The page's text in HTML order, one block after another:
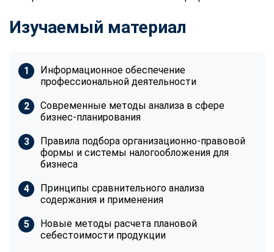
Изучаемый материал
Информационное обеспечение
профессиональной деятельности
Современные методы анализа в сфере
бизнес-планирования
Правила подбора организационно-правовой
формы и системы налогообложения для
бизнеса
Принципы сравнительного анализа
содержания и применения
Новые методы расчета плановой
себестоимости продукции